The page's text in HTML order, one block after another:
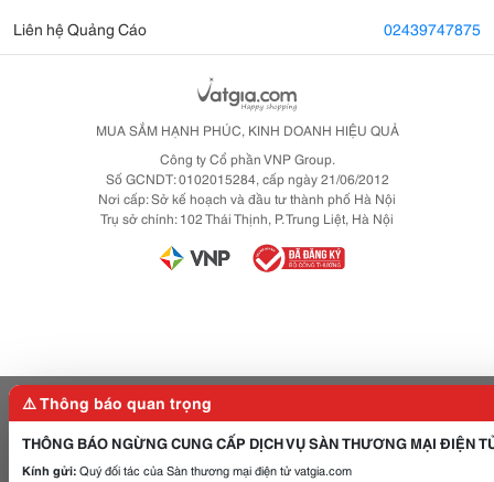
Liên hệ Quảng Cáo 02439747875
MUA SẮM HẠNH PHÚC, KINH DOANH HIỆU QUẢ
Công ty Cổ phần VNP Group.
Số GCNDT: 0102015284, cấp ngày 21/06/2012
Nơi cấp: Sở kế hoạch và đầu tư thành phố Hà Nội
Trụ sở chính: 102 Thái Thịnh, P. Trung Liệt, Hà Nội
⚠️ Thông báo quan trọng
THÔNG BÁO NGỪNG CUNG CẤP DỊCH VỤ SÀN THƯƠNG MẠI ĐIỆN
Kính gửi:Quý đối tác của Sàn thương mại điện tử vatgia.com